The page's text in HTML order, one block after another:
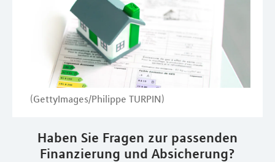
(GettyImages/Philippe TURPIN)
Haben Sie Fragen zur passenden
Finanzierung und Absicherung?